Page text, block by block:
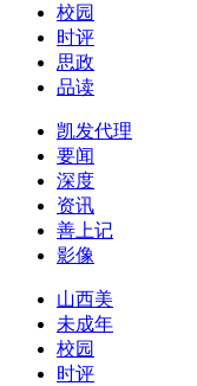
校园
时评
思政
品读
凯发代理
要闻
深度
资讯
善上记
影像
山西美
未成年
校园
时评